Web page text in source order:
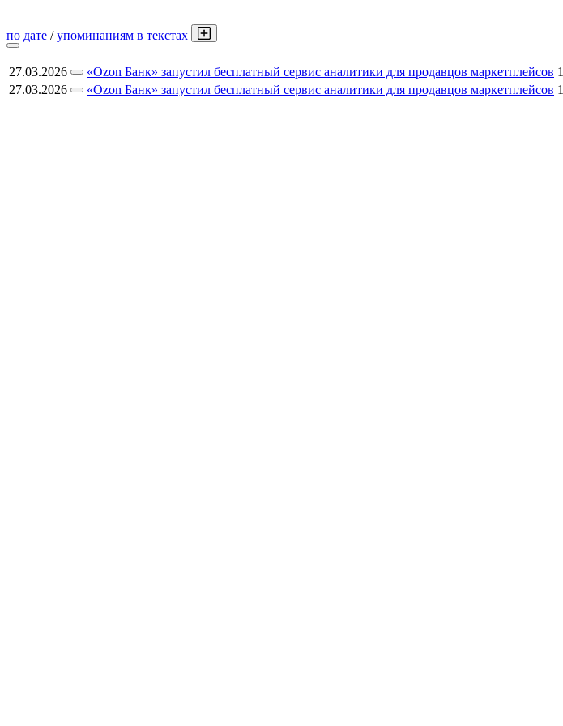
по дате /упоминаниям в текстах
27.03.2026 «Ozon Банк» запустил бесплатный сервис аналитики для продавцов маркетплейсов 1
27.03.2026
«Ozon Банк» запустил бесплатный сервис аналитики для продавцов маркетплейсов 1